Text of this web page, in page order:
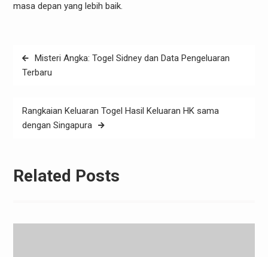
masa depan yang lebih baik.
Post
navigation
Misteri Angka: Togel Sidney dan Data Pengeluaran
Terbaru
Rangkaian Keluaran Togel Hasil Keluaran HK sama
dengan Singapura
Related Posts